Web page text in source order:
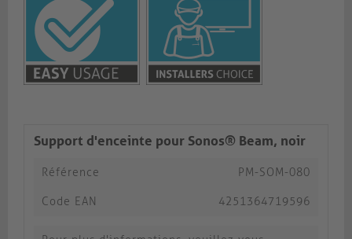
Support d'enceinte pour Sonos® Beam, noir
Référence PM-SOM-080
Code EAN 4251364719596